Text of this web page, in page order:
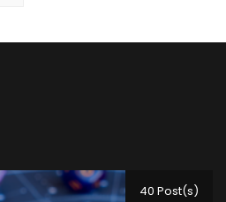
40 Post(s)